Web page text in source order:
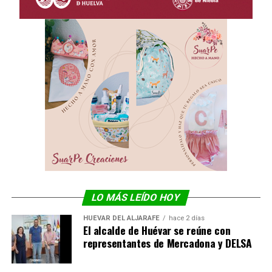
LO MÁS LEÍDO HOY
HUÉVAR DEL ALJARAFE hace 2 días
El alcalde de Huévar se reúne con
representantes de Mercadona y DELSA